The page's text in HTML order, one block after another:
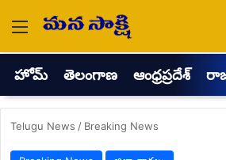
Menu
హోమ్ తెలంగాణ ఆంధ్రప్రదేశ్
Telugu News / Breaking News